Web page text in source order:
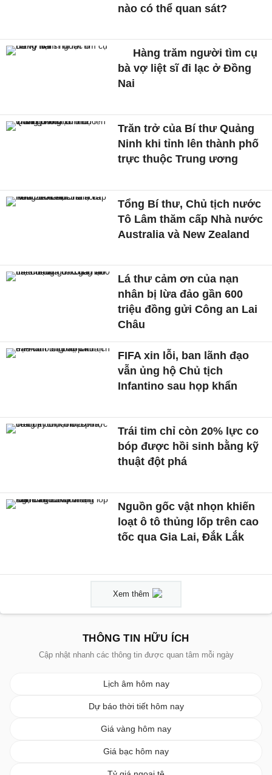
nào có thể quan sát?
Hàng trăm người tìm cụ
bà vợ liệt sĩ đi lạc ở Đồng
Nai
Trăn trở của Bí thư Quảng
Ninh khi tỉnh lên thành phố
trực thuộc Trung ương
Tổng Bí thư, Chủ tịch nước
Tô Lâm thăm cấp Nhà nước
Australia và New Zealand
Lá thư cảm ơn của nạn
nhân bị lừa đảo gần 600
triệu đồng gửi Công an Lai
Châu
FIFA xin lỗi, ban lãnh đạo
vẫn ủng hộ Chủ tịch
Infantino sau họp khẩn
Trái tim chỉ còn 20% lực co
bóp được hồi sinh bằng kỹ
thuật đột phá
Nguồn gốc vật nhọn khiến
loạt ô tô thủng lốp trên cao
tốc qua Gia Lai, Đắk Lắk
Xem thêm
THÔNG TIN HỮU ÍCH
Cập nhật nhanh các thông tin được quan tâm mỗi ngày
Lịch âm hôm nay
Dự báo thời tiết hôm nay
Giá vàng hôm nay
Giá bạc hôm nay